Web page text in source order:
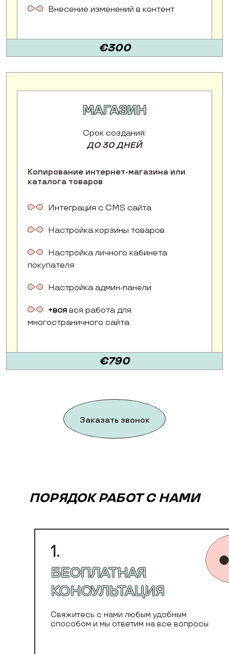
Внесение изменений в контент
€300
МАГАЗИН
Срок создания:
ДО 30 ДНЕЙ
Копирование интернет-магазина или
каталога товаров
Интеграция с CMS сайта
Настройка корзины товаров
Настройка личного кабинета
покупателя
Настройка админ-панели
+вся вся работа для
многостраничного сайта
€790
Заказать звонок
ПОРЯДОК РАБОТ С НАМИ
1.
БЕСПЛАТНАЯ
КОНСУЛЬТАЦИЯ
Свяжитесь с нами любым удобным
способом и мы ответим на все вопросы